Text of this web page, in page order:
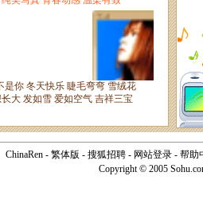
ChinaRen - 繁体版 - 搜狐招聘 - 网站登录 - 帮助
Copyright © 2005